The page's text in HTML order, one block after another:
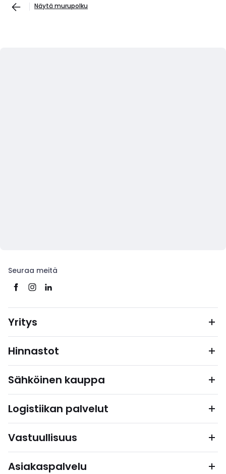
Näytä murupolku
Seuraa meitä
Yritys
Hinnastot
Sähköinen kauppa
Logistiikan palvelut
Vastuullisuus
Asiakaspalvelu